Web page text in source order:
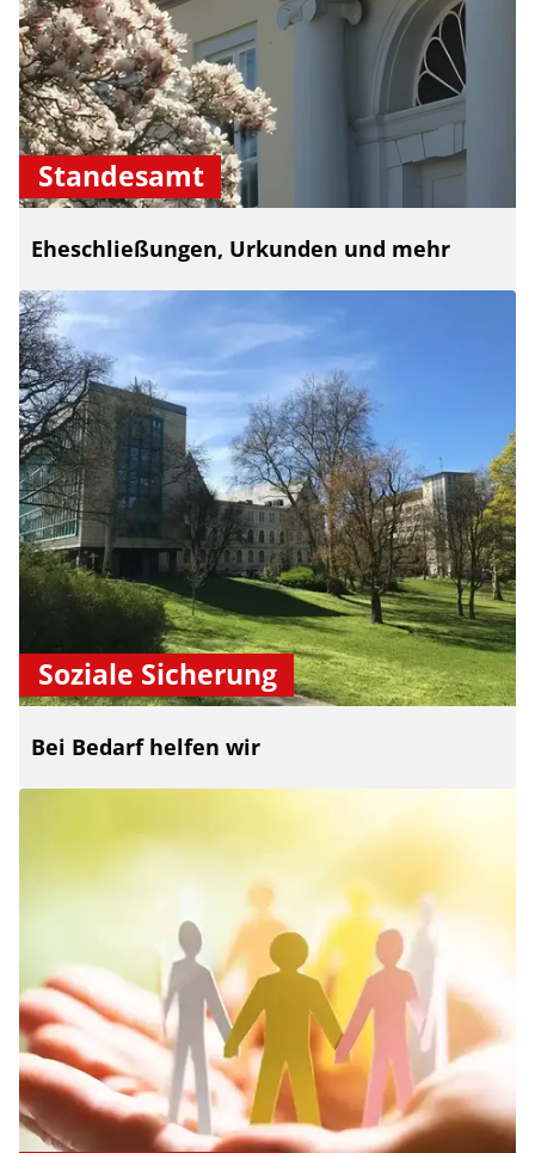
Standesamt
Eheschließungen, Urkunden und mehr
Soziale Sicherung
Bei Bedarf helfen wir